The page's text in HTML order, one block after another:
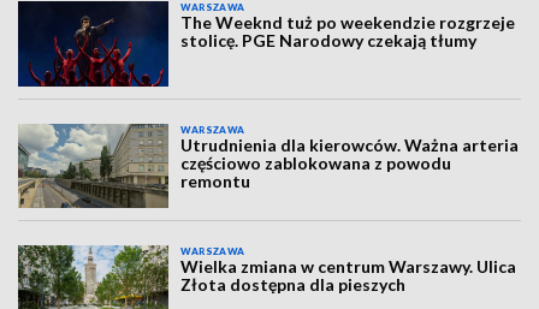
WARSZAWA
The Weeknd tuż po weekendzie rozgrzeje
stolicę. PGE Narodowy czekają tłumy
WARSZAWA
Utrudnienia dla kierowców. Ważna arteria
częściowo zablokowana z powodu
remontu
WARSZAWA
Wielka zmiana w centrum Warszawy. Ulica
Złota dostępna dla pieszych